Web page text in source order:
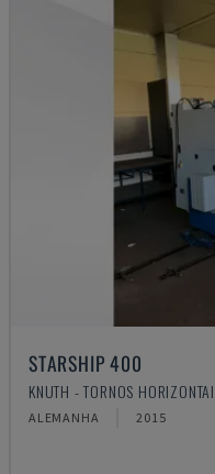
STARSHIP 400
KNUTH - TORNOS
ALEMANHA 2015